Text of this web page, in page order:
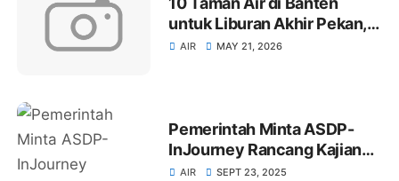
untuk Liburan Akhir Pekan,
Tiket Mulai Rp10 Ribu
AIR MAY 21, 2026
Pemerintah Minta ASDP-
InJourney Rancang Kajian
Water Taxi
AIR SEPT 23, 2025